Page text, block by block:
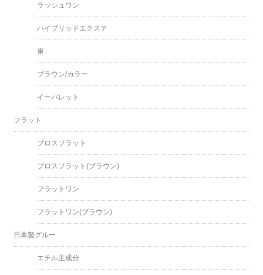
ラッシュワン
ハイブリッドエクステ
束
ブラウン/カラー
イーパレット
フラット
プロスフラット
プロスフラット(ブラウン)
フラットワン
フラットワン(ブラウン)
日本製グルー
エチル主成分